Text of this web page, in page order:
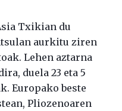
Txikian du
aurkitu ziren
Lehen aztarna
duela 23 eta 5
Europako beste
Pliozenoaren